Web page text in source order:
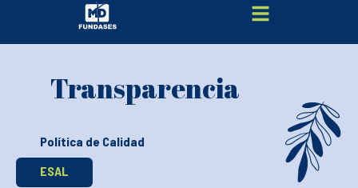
Transparencia
Política de Calidad
ESAL